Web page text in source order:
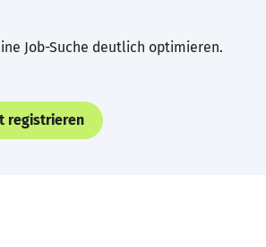
Job-Suche deutlich optimieren.
registrieren